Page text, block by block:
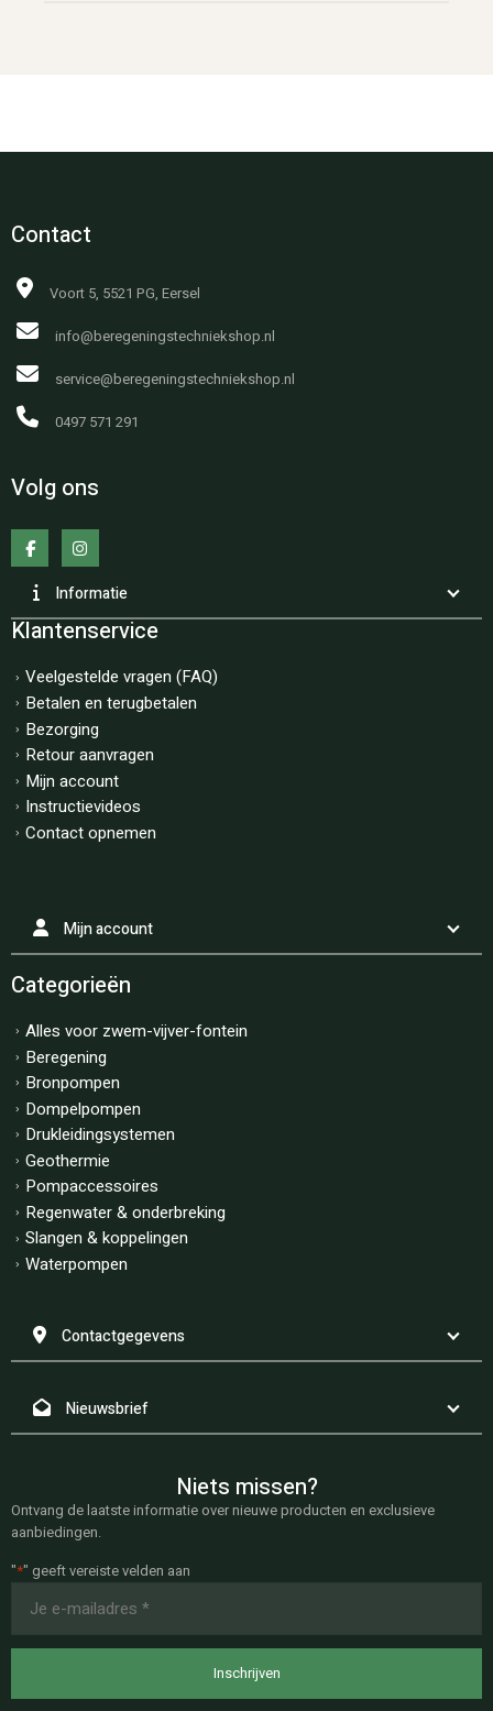
Contact
Voort 5, 5521 PG, Eersel
info@beregeningstechniekshop.nl
service@beregeningstechniekshop.nl
0497 571 291
Volg ons
Informatie
Klantenservice
Veelgestelde vragen (FAQ)
Betalen en terugbetalen
Bezorging
Retour aanvragen
Mijn account
Instructievideos
Contact opnemen
Mijn account
Categorieën
Alles voor zwem-vijver-fontein
Beregening
Bronpompen
Dompelpompen
Drukleidingsystemen
Geothermie
Pompaccessoires
Regenwater & onderbreking
Slangen & koppelingen
Waterpompen
Contactgegevens
Nieuwsbrief
Niets missen?
Ontvang de laatste informatie over nieuwe producten en exclusieve
aanbiedingen.
"*" geeft vereiste velden aan
mailadres
*